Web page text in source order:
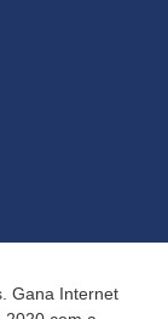
Gana Internet